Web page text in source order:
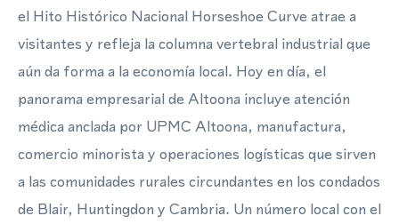
el Hito Histórico Nacional Horseshoe Curve atrae a
visitantes y refleja la columna vertebral industrial que
aún da forma a la economía local. Hoy en día, el
panorama empresarial de Altoona incluye atención
médica anclada por UPMC Altoona, manufactura,
comercio minorista y operaciones logísticas que sirven
a las comunidades rurales circundantes en los condados
de Blair, Huntingdon y Cambria. Un número local con el